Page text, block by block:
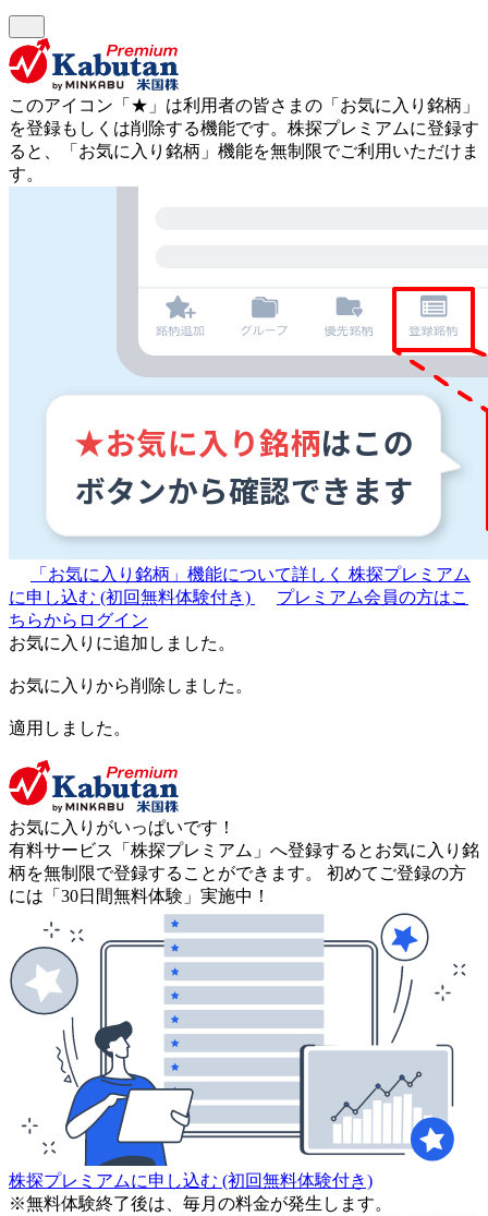
このアイコン 「★」 は利用者の皆さまの 「お気に入り銘柄」
を登録もしくは削除する機能です。 株探プレミアムに登録す
ると、「お気に入り銘柄」機能を無制限でご利用いただけま
す。
「お気に入り銘柄」機能について詳しく 株探プレミアム
に申し込む (初回無料体験付き)
プレミアム会員の方はこ
ちらからログイン
お気に入りに追加しました。
お気に入りから削除しました。
適用しました。
お気に入りがいっぱいです！
有料サービス「株探プレミアム」へ登録するとお気に入り銘
柄を無制限で登録することができます。 初めてご登録の方
には「30日間無料体験」実施中！
株探プレミアムに申し込む (初回無料体験付き)
※無料体験終了後は、毎月の料金が発生します。